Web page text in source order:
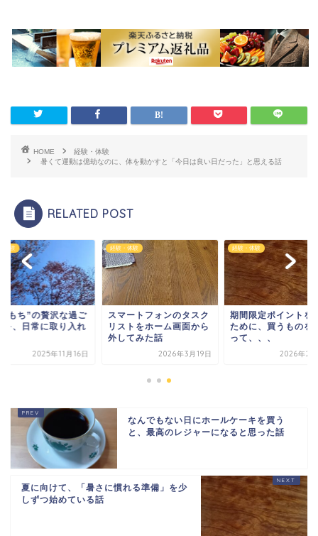
HOME
経験・体験
暑くて運動は億劫なのに、体を動かすと「今日は良い日だった」と思える話
RELATED POST
体験
もち”の贅沢な過ご
を、日常に取り入れ
2025年11月16日
経験・体験
スマートフォンのタスク
リストをホーム画面から
外してみた話
2026年3月19日
経験・体験
期間限定ポイントを
ために、買うものを
って、、、
2026年2
なんでもない日にホールケーキを買う
と、最高のレジャーになると思った話
夏に向けて、「暑さに慣れる準備」を少
しずつ始めている話